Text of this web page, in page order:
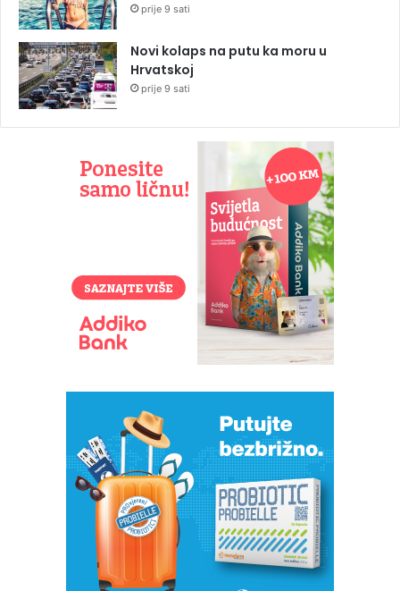
prije 9 sati
Novi kolaps na putu ka moru u
Hrvatskoj
prije 9 sati